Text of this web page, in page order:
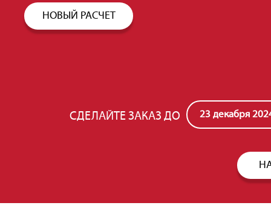
НОВЫЙ РАСЧЕТ
СДЕЛАЙТЕ ЗАКАЗ ДО 23 декабря